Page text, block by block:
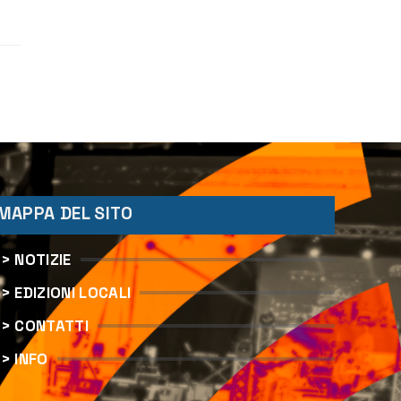
DEL SITO
> NOTIZIE
> EDIZIONI LOCALI
> CONTATTI
> INFO